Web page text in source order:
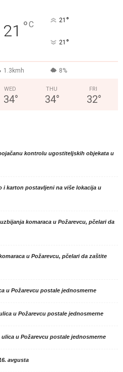
21 °C 21 °
21 °
1.3kmh 8%
WED
34°
THU
34°
FRI
32°
kontrolu ugostiteljskih objekata u
i karton postavljeni na više lokacija u
komaraca u Požarevcu, pčelari da
u Požarevcu, pčelari da zaštite
u Požarevcu postale jednosmerne
u Požarevcu postale jednosmerne
u Požarevcu postale jednosmerne
avgusta